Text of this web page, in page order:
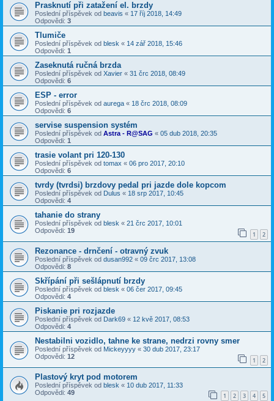
Prasknutí při zatažení el. brzdy
Poslední příspěvek od beavis « 17 říj 2018, 14:49
Odpovědi: 3
Tlumiče
Poslední příspěvek od blesk « 14 zář 2018, 15:46
Odpovědi: 1
Zaseknutá ručná brzda
Poslední příspěvek od Xavier « 31 črc 2018, 08:49
Odpovědi: 6
ESP - error
Poslední příspěvek od aurega « 18 črc 2018, 08:09
Odpovědi: 6
servise suspension systém
Poslední příspěvek od Astra - R@SAG « 05 dub 2018, 20:35
Odpovědi: 1
trasie volant pri 120-130
Poslední příspěvek od tomax « 06 pro 2017, 20:10
Odpovědi: 6
tvrdy (tvrdsi) brzdovy pedal pri jazde dole kopcom
Poslední příspěvek od Dulus « 18 srp 2017, 10:45
Odpovědi: 4
tahanie do strany
Poslední příspěvek od blesk « 21 črc 2017, 10:01
Odpovědi: 19 1 2
Rezonance - drnčení - otravný zvuk
Poslední příspěvek od dusan992 « 09 črc 2017, 13:08
Odpovědi: 8
Skřípání při sešlápnutí brzdy
Poslední příspěvek od blesk « 06 čer 2017, 09:45
Odpovědi: 4
Piskanie pri rozjazde
Poslední příspěvek od Dark69 « 12 kvě 2017, 08:53
Odpovědi: 4
Nestabilni vozidlo, tahne ke strane, nedrzi rovny smer
Poslední příspěvek od Mickeyyyy « 30 dub 2017, 23:17
Odpovědi: 12 1 2
Plastový kryt pod motorem
Poslední příspěvek od blesk « 10 dub 2017, 11:33
Odpovědi: 49 1 2 3 4 5